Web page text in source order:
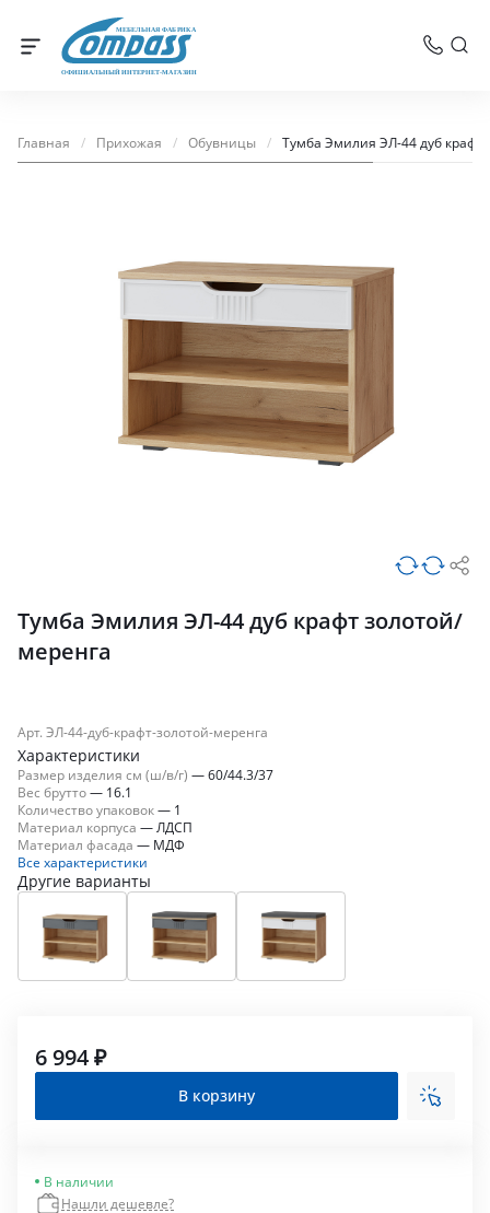
МЕБЕЛЬНАЯ ФАБРИКА
ОФИЦИАЛЬНЫЙ ИНТЕРНЕТ-МАГАЗИН
Главная / Прихожая / Обувницы / Тумба Эмилия ЭЛ-44 дуб крафт
Тумба Эмилия ЭЛ-44 дуб крафт золотой/
меренга
Арт. ЭЛ-44-дуб-крафт-золотой-меренга
Характеристики
Размер изделия см (ш/в/г) —60/44.3/37
Вес брутто— 16.1
Количество упаковок— 1
Материал корпуса — ЛДСП
Материал фасада — МДФ
Все характеристики
Другие варианты
6 994 ₽
В корзину
В наличии
Нашли дешевле?